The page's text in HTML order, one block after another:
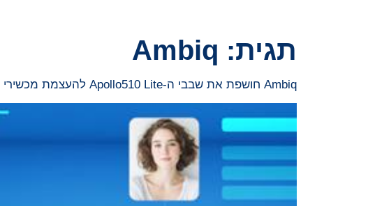
תגית: Ambiq
Ambiq חושפת את שבבי ה-Apollo510 Lite להעצמת מכשירי קצה פעילים תמידית עם קישוריות Bluetooth דו-מצבית